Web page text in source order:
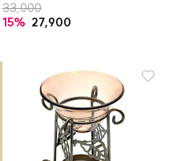
33,000
15% 27,900